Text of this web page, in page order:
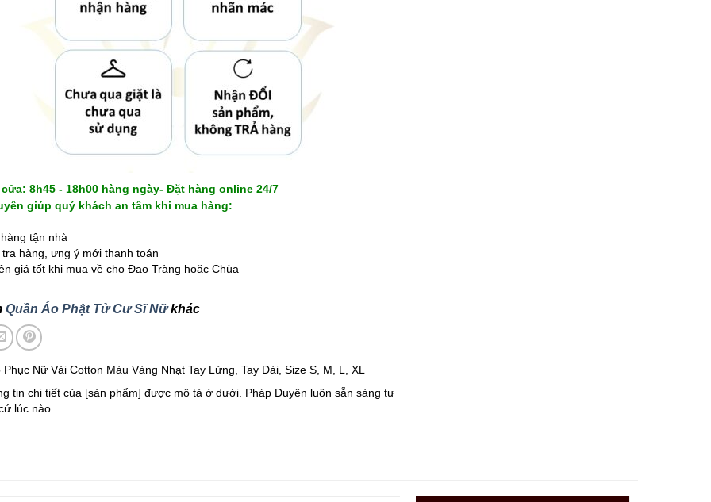
8h45 - 18h00 hàng ngày- Đặt hàng online 24/7
giúp quý khách an tâm khi mua hàng:
tận nhà
hàng, ưng ý mới thanh toán
giá tốt khi mua về cho Đạo Tràng hoặc Chùa
Quần Áo Phật Tử Cư Sĩ Nữkhác
Phục Nữ Vải Cotton Màu Vàng Nhạt Tay Lửng, Tay Dài, Size S, M, L, XL
tin chi tiết của [sản phẩm] được mô tả ở dưới. Pháp Duyên luôn sẵn sàng tư
lúc nào.